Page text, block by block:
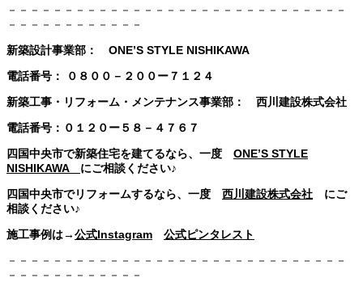
－－－－－－－－－－－－－－－－－－－－－－－－－－－－－－
－－－－－－－－－－－－
新築設計事業部： ONE’S STYLE NISHIKAWA
電話番号：
０８００－２００ー７１２４
新築工事・リフォーム・メンテナンス事業部： 西川建設株式会社
電話番号：０１２０ー５８－４７６７
四国中央市で新築住宅を建てるなら、一度 ONE’S STYLE
NISHIKAWA
にご相談ください♪
四国中央市でリフォームするなら、一度 西川建設株式会社 にご
相談ください♪
施工事例は→公式Instagram
公式ピンタレスト
－－－－－－－－－－－－－－－－－－－－－－－－－－－－－－
－－－－－－－－－－－－